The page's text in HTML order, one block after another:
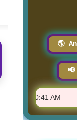
🌎
- 8:00:41 AM ⚠️